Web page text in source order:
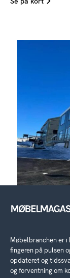
Møbelbranchen er
fingeren på pulsen
opdateret og
og forventning om